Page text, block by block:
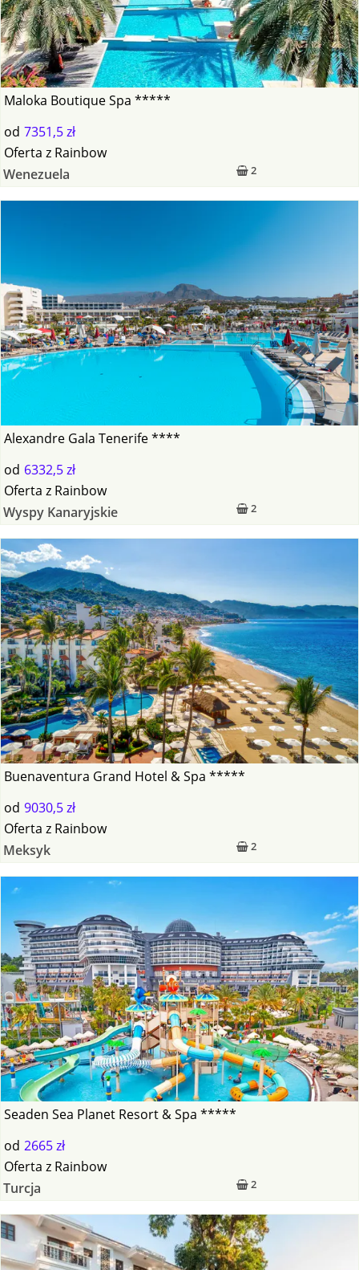
Maloka Boutique Spa *****
od 7351,5 zł
2
Oferta z Rainbow
Wenezuela
Alexandre Gala Tenerife ****
od 6332,5 zł
2
Oferta z Rainbow
Wyspy Kanaryjskie
Buenaventura Grand Hotel & Spa *****
od 9030,5 zł
2
Oferta z Rainbow
Meksyk
Seaden Sea Planet Resort & Spa *****
od 2665 zł
2
Oferta z Rainbow
Turcja